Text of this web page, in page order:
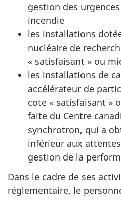
gestion des
incendie
les installations
nucléaire de
« satisfaisant » ou
les installations de
accélérateur de
cote « satisfaisant »
faite du Centre
synchrotron, qui a
inférieur aux
gestion de la
Dans le cadre de ses
réglementaire, le